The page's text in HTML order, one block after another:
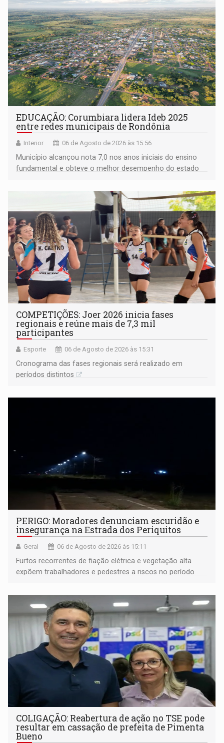
EDUCAÇÃO: Corumbiara lidera Ideb 2025
entre redes municipais de Rondônia
Interior 06 de Agosto de 2026 às 15:56
Município alcançou nota 7,0 nos anos iniciais do ensino
fundamental e obteve o melhor desempenho do estado
COMPETIÇÕES: Joer 2026 inicia fases
regionais e reúne mais de 7,3 mil
participantes
Esporte 06 de Agosto de 2026 às 15:31
Cronograma das fases regionais será realizado em
períodos distintos
PERIGO: Moradores denunciam escuridão e
insegurança na Estrada dos Periquitos
Geral 06 de Agosto de 2026 às 15:11
Furtos recorrentes de fiação elétrica e vegetação alta
expõem trabalhadores e pedestres a riscos no período
COLIGAÇÃO: Reabertura de ação no TSE pode
resultar em cassação de prefeita de Pimenta
Bueno